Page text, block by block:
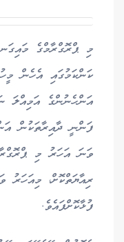
މި ޕްރޮގްރާމްގެ
ކަންކަމުގައި އެހެން
އަންހެނުންގެ އަމިއްލަ
ވަނަ އަހަރު މި
ރިއާޔަތްކޮށް،
ފުޅާކޮށްފައެވެ.